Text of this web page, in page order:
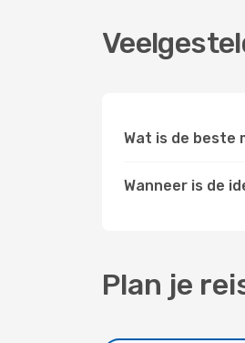
Wat is de beste
Wanneer is de
Plan je